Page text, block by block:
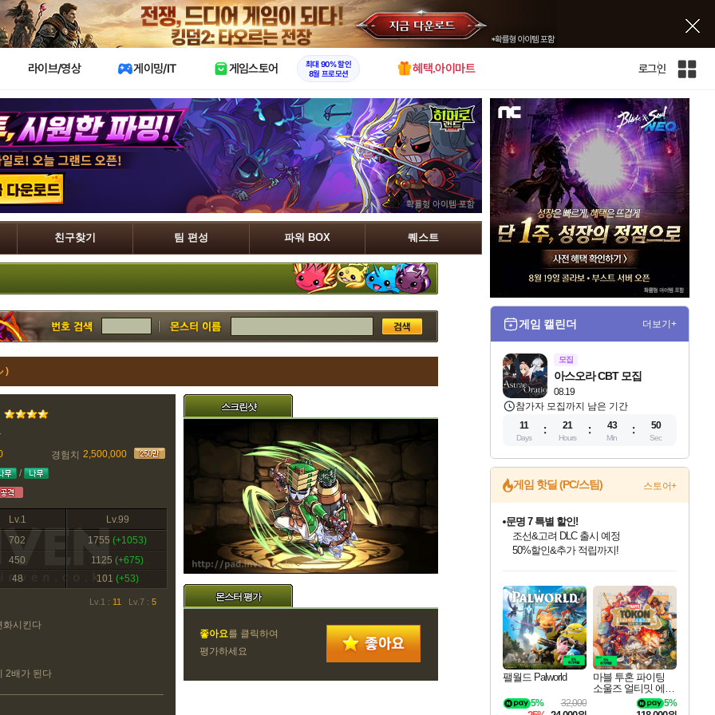
X
라이브/영상 게이밍/IT 게임스토어
최대 90% 할인
8월 프로모션
혜택.아이마트 로그인
인
전
체
사
친구찾기 팀 편성 파워 BOX 퀘스트
)
경험치 2,500,000
/
Lv.1
Lv.99
702
1755 (+1053)
450
1125 (+675)
48
101 (+53)
Lv.1 : 11 Lv.7 : 5
화시킨다
2배가 된다
스크린샷
몬스터 평가
좋아요를 클릭하여
평가하세요
게임 캘린더 더보기+
모집
08.19
아스오라 CBT 모집
참가자 모집까지 남은 기간
11
Days
21
Hours
43
Min
49
Sec
게임 핫딜 (PC/스팀) 스토어+
최대 90% 할인가를 만나보세요!
네이버혜택과 함께 만나보세요!
문명 7 특별 할인!
조선&고려 DLC 출시 예정
50%할인&추가 적립까지!
네이버 포인트 혜택까지!
이니&베니 혜택까지!
네이버 혜택가와 함께 예약하세요!
할인&네이버혜택으로 만나보세요!
네이버페이 혜택과 만나보세요!
40주년 프로모션으로 만나보세요!
할인가에 만나보세요!
일부 에디션 상시 할인!
혜택으로 예약 판매 중
편안하게 충전하세요
팰월드 Palworld
32,000
5%
마블 투혼 파이팅
소울즈 얼티밋 에디
션 MARVEL Tokon
Fighting Souls Ultima
5%